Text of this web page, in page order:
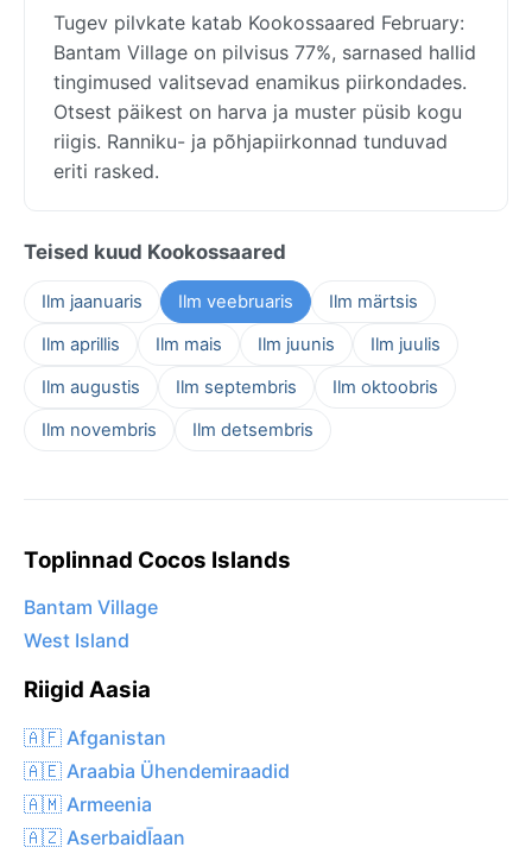
Tugev pilvkate katab Kookossaared February:
Bantam Village on pilvisus 77%, sarnased hallid
tingimused valitsevad enamikus piirkondades.
Otsest päikest on harva ja muster püsib kogu
riigis. Ranniku- ja põhjapiirkonnad tunduvad
eriti rasked.
Teised kuud Kookossaared
Ilm jaanuaris Ilm veebruaris
Ilm märtsis
Ilm aprillis
Ilm mais Ilm juunis
Ilm juulis
Ilm augustis
Ilm septembris
Ilm oktoobris
Ilm novembris
Ilm detsembris
Toplinnad Cocos Islands
Bantam Village
West Island
Riigid Aasia
🇦🇫 Afganistan
🇦🇪 Araabia Ühendemiraadid
🇦🇲 Armeenia
🇦🇿 AserbaidĪaan